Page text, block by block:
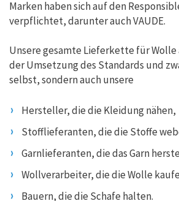
Marken haben sich auf den
verpflichtet, darunter auch VAUDE.
Unsere gesamte Lieferkette für
der Umsetzung des Standards und
selbst, sondern auch unsere
Hersteller, die die Kleidung nähen,
Stofflieferanten, die die Stoffe
Garnlieferanten, die das Garn
Wollverarbeiter, die die Wolle
Bauern, die die Schafe halten.